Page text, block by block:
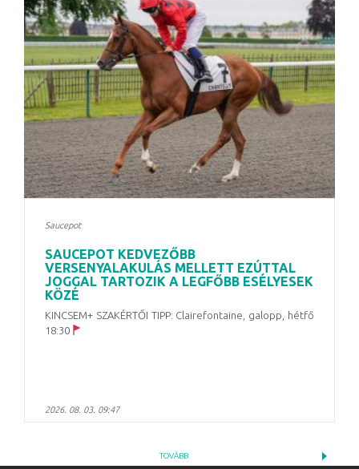
Saucepot
SAUCEPOT KEDVEZŐBB
VERSENYALAKULÁS MELLETT EZÚTTAL
JOGGAL TARTOZIK A LEGFŐBB ESÉLYESEK
KÖZÉ
KINCSEM+ SZAKÉRTŐI TIPP: Clairefontaine, galopp, hétfő
18:30
2026. 08. 03. 09:47
TOVÁBB